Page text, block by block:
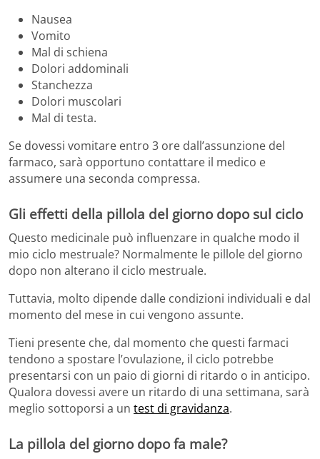
Nausea
Vomito
Mal di schiena
Dolori addominali
Stanchezza
Dolori muscolari
Mal di testa.
Se dovessi vomitare entro 3 ore dall’assunzione del
farmaco, sarà opportuno contattare il medico e
assumere una seconda compressa.
Gli effetti della pillola del giorno dopo sul ciclo
Questo medicinale può influenzare in qualche modo il
mio ciclo mestruale? Normalmente le pillole del giorno
dopo non alterano il ciclo mestruale.
Tuttavia, molto dipende dalle condizioni individuali e dal
momento del mese in cui vengono assunte.
Tieni presente che, dal momento che questi farmaci
tendono a spostare l’ovulazione, il ciclo potrebbe
presentarsi con un paio di giorni di ritardo o in anticipo.
Qualora dovessi avere un ritardo di una settimana, sarà
meglio sottoporsi a un test di gravidanza.
La pillola del giorno dopo fa male?